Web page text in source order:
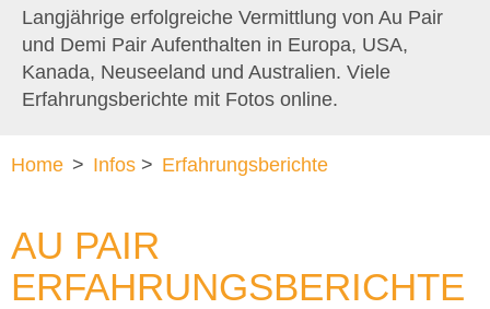
Langjährige erfolgreiche Vermittlung von Au Pair
und Demi Pair Aufenthalten in Europa, USA,
Kanada, Neuseeland und Australien. Viele
Erfahrungsberichte mit Fotos online.
Home > Infos > Erfahrungsberichte
AU PAIR
ERFAHRUNGSBERICHTE